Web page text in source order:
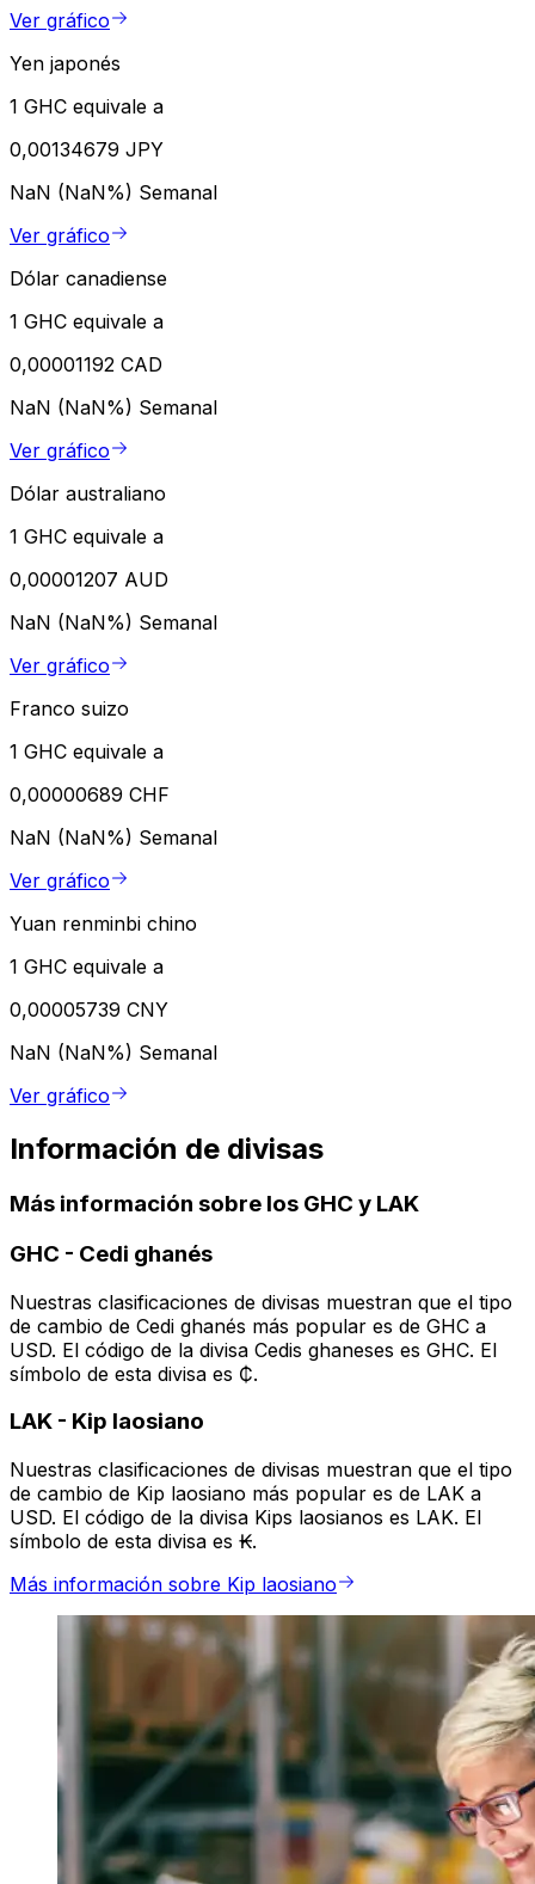
Ver gráfico
Yen japonés
1 GHC equivale a
0,00134679 JPY
NaN (NaN%) Semanal
Ver gráfico
Dólar canadiense
1 GHC equivale a
0,00001192 CAD
NaN (NaN%) Semanal
Ver gráfico
Dólar australiano
1 GHC equivale a
0,00001207 AUD
NaN (NaN%) Semanal
Ver gráfico
Franco suizo
1 GHC equivale a
0,00000689 CHF
NaN (NaN%) Semanal
Ver gráfico
Yuan renminbi chino
1 GHC equivale a
0,00005739 CNY
NaN (NaN%) Semanal
Ver gráfico
Información de divisas
Más información sobre los GHC y LAK
GHC - Cedi ghanés
Nuestras clasificaciones de divisas muestran que el tipo
de cambio de Cedi ghanés más popular es de GHC a
USD. El código de la divisa Cedis ghaneses es GHC. El
símbolo de esta divisa es ₵.
LAK - Kip laosiano
Nuestras clasificaciones de divisas muestran que el tipo
de cambio de Kip laosiano más popular es de LAK a
USD. El código de la divisa Kips laosianos es LAK. El
símbolo de esta divisa es ₭.
Más información sobre Kip laosiano